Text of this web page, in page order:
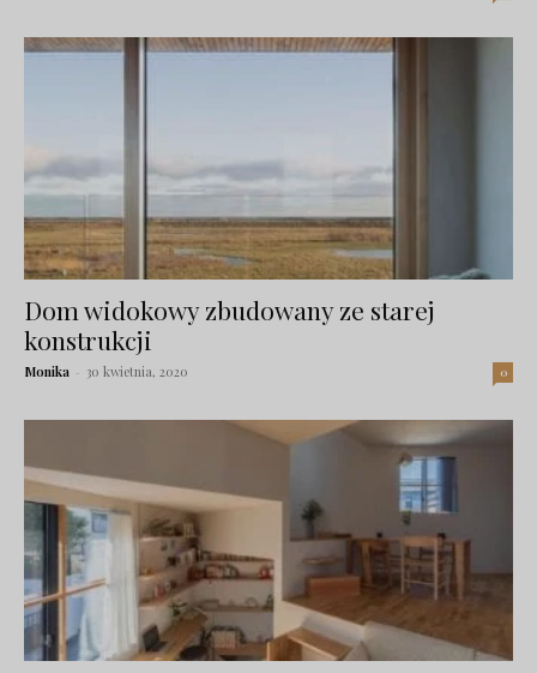
Dom widokowy zbudowany ze starej
konstrukcji
Monika - 30 kwietnia, 2020 0